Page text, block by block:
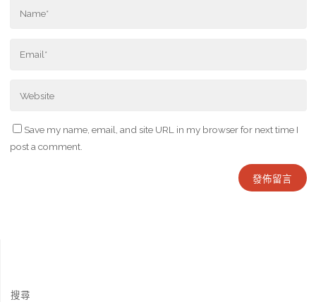
Save my name, email, and site URL in my browser for next time I
post a comment.
搜尋